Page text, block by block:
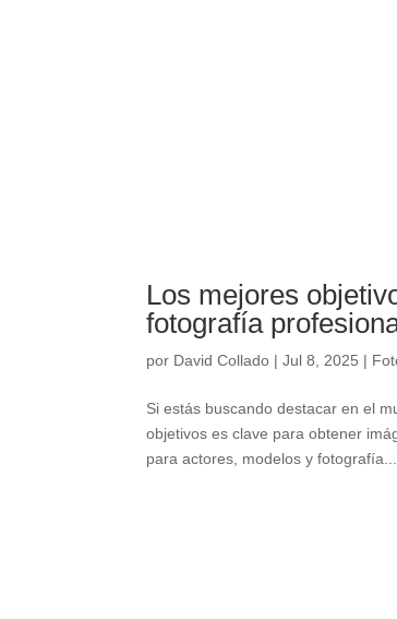
Los mejores
fotografía
por David Collado |Jul 8, 2025 |
Si estás buscando destacar en el
objetivos es clave para obtener
para actores, modelos y fotografía...